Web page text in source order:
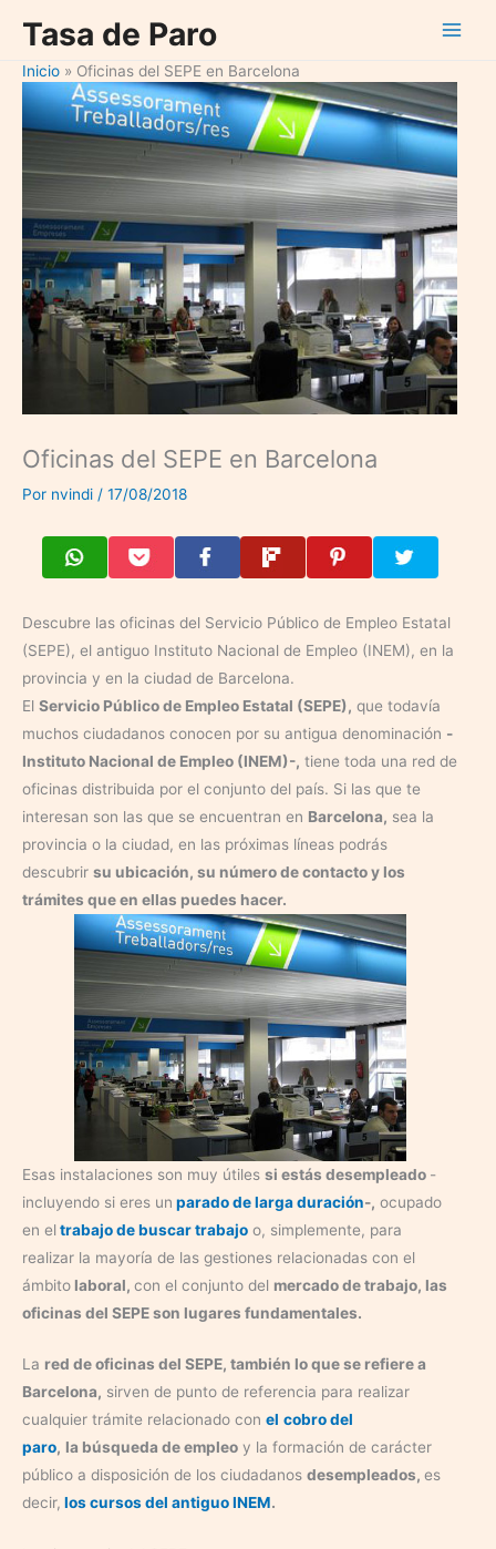
contenido
Tasa de Paro
Inicio Oficinas del SEPE en Barcelona
Oficinas del SEPE en Barcelona
Por nvindi / 17/08/2018
Descubre las oficinas del Servicio Público de Empleo Estatal
(SEPE), el antiguo Instituto Nacional de Empleo (INEM), en la
provincia y en la ciudad de Barcelona.
El Servicio Público de Empleo Estatal (SEPE), que todavía
muchos ciudadanos conocen por su antigua denominación -
Instituto Nacional de Empleo (INEM)-, tiene toda una red de
oficinas distribuida por el conjunto del país. Si las que te
interesan son las que se encuentran en Barcelona, sea la
provincia o la ciudad, en las próximas líneas podrás
descubrir su ubicación, su número de contacto y los
trámites que en ellas puedes hacer.
Esas instalaciones son muy útiles si estás desempleado -
incluyendo si eres un parado de larga duración-, ocupado
en el trabajo de buscar trabajo o, simplemente, para
realizar la mayoría de las gestiones relacionadas con el
ámbito laboral, con el conjunto del mercado de trabajo, las
oficinas del SEPE son lugares fundamentales.
La red de oficinas del SEPE, también lo que se refiere a
Barcelona, sirven de punto de referencia para realizar
cualquier trámite relacionado con el cobro del
paro, la búsqueda de empleo y la formación de carácter
público a disposición de los ciudadanos desempleados, es
decir, los cursos del antiguo INEM.